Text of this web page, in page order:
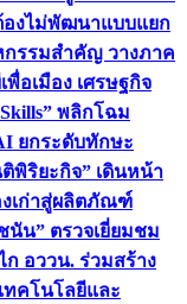
องไม่พัฒนาแบบแยก
กรรมสำคัญ วางภาค
อเมือง เศรษฐกิจ
Skills” พลิกโฉม
ยกระดับทักษะ
พิริยะกิจ” เดินหน้า
งเก่าสู่ผลิตภัณฑ์
นัน” ตรวจเยี่ยมชม
อววน. ร่วมสร้าง
คโนโลยีและ